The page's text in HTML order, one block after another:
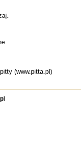
(www.pitta.pl)